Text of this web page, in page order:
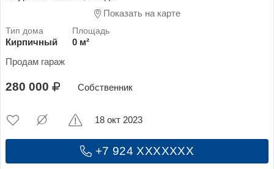
Показать на карте
Кирпичный
0 м²
Продам гараж
280 000 Собственник
+7 924 XXXXXXX
18 окт 2023